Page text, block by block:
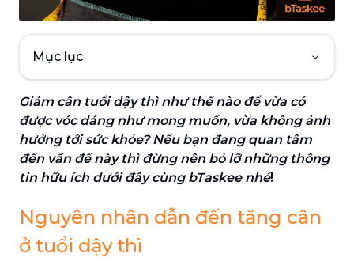
Mục lục
Giảm cân tuổi dậy thì như thế nào để vừa có
được vóc dáng như mong muốn, vừa không ảnh
hưởng tới sức khỏe? Nếu bạn đang quan tâm
đến vấn đề này thì đừng nên bỏ lỡ những thông
tin hữu ích dưới đây cùng bTaskee nhé!
Nguyên nhân dẫn đến tăng cân
ở tuổi dậy thì